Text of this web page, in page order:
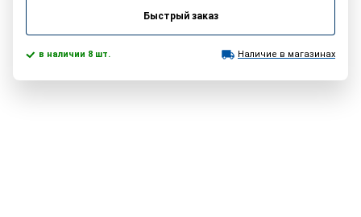
Быстрый заказ
в наличии 8 шт. Наличие в магазинах